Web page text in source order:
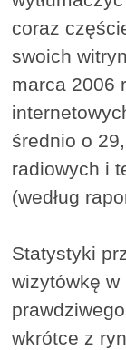
coraz
swoich
marca 2006
średnio o
radiowych i
(według
Statystyki
wizytówkę
wkrótce z